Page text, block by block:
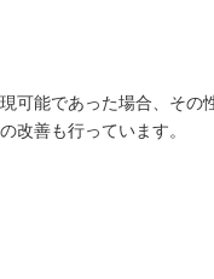
可能であった場合、そ
改善も行っています。